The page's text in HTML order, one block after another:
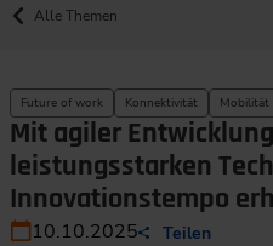
Alle Themen
Future of work Konnektivität Mobilität
Mit agiler
leistungsstarken
Innovationstempo
10.10.2025 Teilen